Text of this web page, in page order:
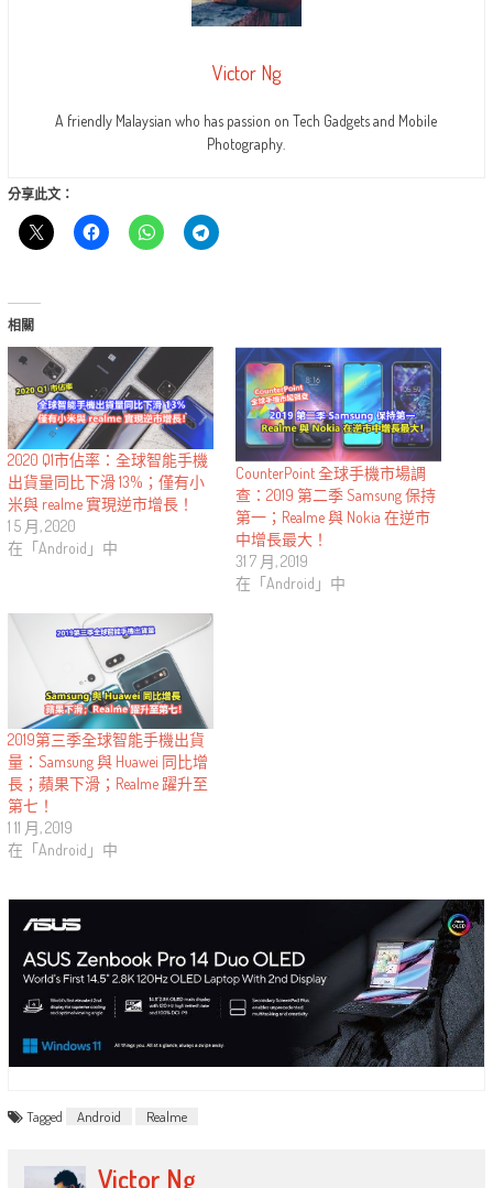
Victor Ng
A friendly Malaysian who has passion on Tech Gadgets and Mobile
Photography.
分享此文：
相關
2020 Q1市佔率：全球智能手機
出貨量同比下滑 13%；僅有小
米與 realme 實現逆市增長！
1 5 月, 2020
在「Android」中
CounterPoint 全球手機市場調
查：2019 第二季 Samsung 保持
第一；Realme 與 Nokia 在逆市
中增長最大！
31 7 月, 2019
在「Android」中
2019第三季全球智能手機出貨
量：Samsung 與 Huawei 同比增
長；蘋果下滑；Realme 躍升至
第七！
1 11 月, 2019
在「Android」中
Tagged Android Realme
Victor Ng